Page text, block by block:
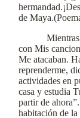
de
con Mis
Me atacaban.
reprenderme,
actividades en
casa y estudia
partir de
habitación de la